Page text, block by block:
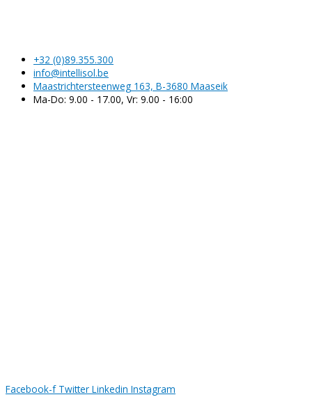
+32 (0)89.355.300
info@intellisol.be
Maastrichtersteenweg 163, B-3680 Maaseik
Ma-Do: 9.00 - 17.00, Vr: 9.00 - 16:00
Facebook-f Twitter Linkedin Instagram